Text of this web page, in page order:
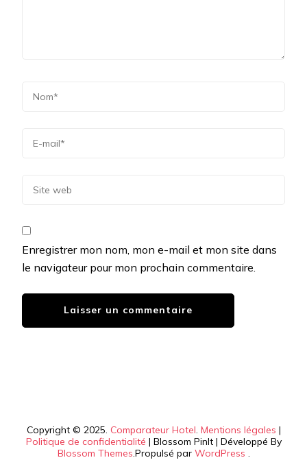
Enregistrer mon nom, mon e-mail et mon site dans
le navigateur pour mon prochain commentaire.
Copyright © 2025. Comparateur Hotel. Mentions légales |
Politique de confidentialité | Blossom PinIt | Développé By
Blossom Themes.Propulsé par WordPress .